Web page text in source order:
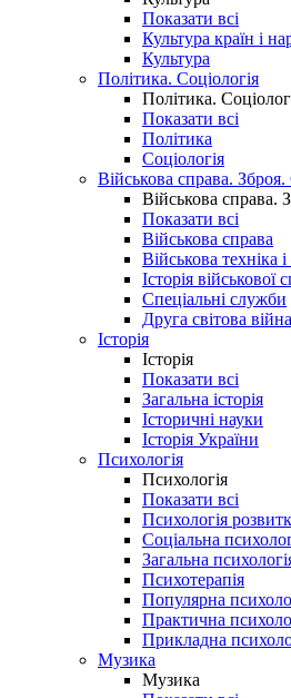
Показати всі
Культура країн і
Культура
Політика. Соціологія
Політика.
Показати всі
Політика
Соціологія
Військова справа.
Військова справа.
Показати всі
Військова справа
Військова техніка
Історія військової
Спеціальні служби
Друга світова війна
Історія
Історія
Показати всі
Загальна історія
Історичні науки
Історія України
Психологія
Психологія
Показати всі
Психологія
Соціальна
Загальна
Психотерапія
Популярна
Практична
Прикладна
Музика
Музика